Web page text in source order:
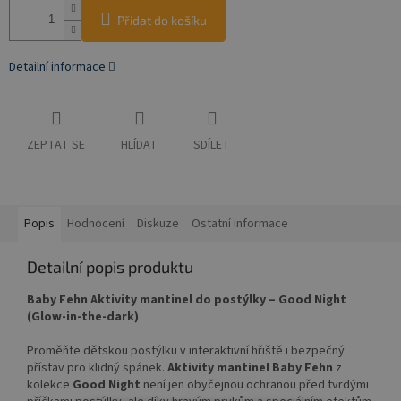
Přidat do košíku
Detailní informace
ZEPTAT SE HLÍDAT SDÍLET
Popis Hodnocení Diskuze Ostatní informace
Detailní popis produktu
Baby Fehn Aktivity mantinel do postýlky – Good Night
(Glow-in-the-dark)
Proměňte dětskou postýlku v interaktivní hřiště i bezpečný
přístav pro klidný spánek. Aktivity mantinel Baby Fehn z
kolekce Good Night není jen obyčejnou ochranou před tvrdými